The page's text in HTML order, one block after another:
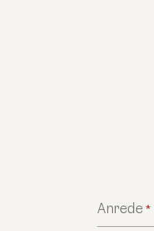
Anrede *